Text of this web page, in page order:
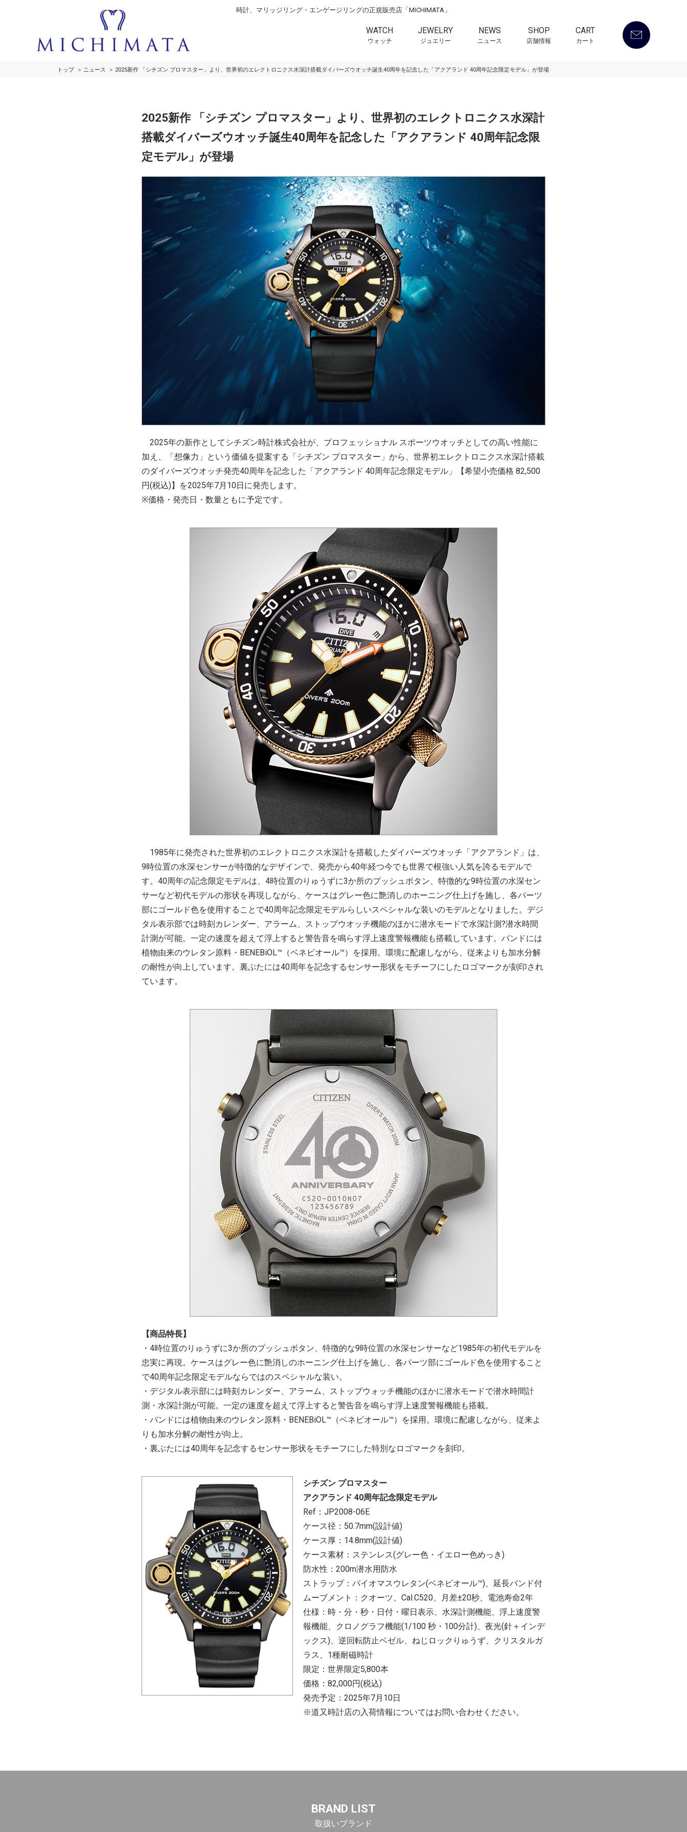
時計、マリッジリング・エンゲージリングの正規販売店「MICHIMATA」
WATCH
ウォッチ
JEWELRY
ジュエリー
NEWS
ニュース
SHOP
店舗情報
CART
カート
トップ ニュース 2025新作 「シチズン プロマスター」より、世界初のエレクトロニクス水深計搭載ダイバーズウオッチ誕生40周年を記念した「アクアランド 40周年記念限定モデル」が登場
2025新作 「シチズン プロマスター」より、世界初のエレクトロニクス水深計
搭載ダイバーズウオッチ誕生40周年を記念した「アクアランド 40周年記念限
定モデル」が登場
2025年の新作としてシチズン時計株式会社が、プロフェッショナル スポーツウオッチとしての高い性能に
加え、「想像力」という価値を提案する「シチズン プロマスター」から、世界初エレクトロニクス水深計搭載
のダイバーズウオッチ発売40周年を記念した「アクアランド 40周年記念限定モデル」【希望小売価格 82,500
円(税込)】を2025年7月10日に発売します。
※価格・発売日・数量ともに予定です。
1985年に発売された世界初のエレクトロニクス水深計を搭載したダイバーズウオッチ「アクアランド」は、
9時位置の水深センサーが特徴的なデザインで、発売から40年経つ今でも世界で根強い人気を誇るモデルで
す。40周年の記念限定モデルは、4時位置のりゅうずに3か所のプッシュボタン、特徴的な9時位置の水深セン
サーなど初代モデルの形状を再現しながら、ケースはグレー色に艶消しのホーニング仕上げを施し、各パーツ
部にゴールド色を使用することで40周年記念限定モデルらしいスペシャルな装いのモデルとなりました。デジ
タル表示部では時刻カレンダー、アラーム、ストップウオッチ機能のほかに潜水モードで水深計測?潜水時間
計測が可能。一定の速度を超えて浮上すると警告音を鳴らす浮上速度警報機能も搭載しています。バンドには
植物由来のウレタン原料・BENEBiOL™（ベネビオール™）を採用。環境に配慮しながら、従来よりも加水分解
の耐性が向上しています。裏ぶたには40周年を記念するセンサー形状をモチーフにしたロゴマークが刻印され
ています。
【商品特長】
・4時位置のりゅうずに3か所のプッシュボタン、特徴的な9時位置の水深センサーなど1985年の初代モデルを
忠実に再現。ケースはグレー色に艶消しのホーニング仕上げを施し、各パーツ部にゴールド色を使用すること
で40周年記念限定モデルならではのスペシャルな装い。
・デジタル表示部には時刻カレンダー、アラーム、ストップウォッチ機能のほかに潜水モードで潜水時間計
測・水深計測が可能。一定の速度を超えて浮上すると警告音を鳴らす浮上速度警報機能も搭載。
・バンドには植物由来のウレタン原料・BENEBiOL™（ベネビオール™）を採用。環境に配慮しながら、従来よ
りも加水分解の耐性が向上。
・裏ぶたには40周年を記念するセンサー形状をモチーフにした特別なロゴマークを刻印。
シチズン プロマスター
アクアランド 40周年記念限定モデル
Ref：JP2008-06E
ケース径：50.7mm(設計値)
ケース厚：14.8mm(設計値)
ケース素材：ステンレス(グレー色・イエロー色めっき)
防水性：200m潜水用防水
ストラップ：バイオマスウレタン(ベネビオール™)、延長バンド付
ムーブメント：クオーツ、Cal.C520、月差±20秒、電池寿命2年
仕様：時・分・秒・日付・曜日表示、水深計測機能、浮上速度警
報機能、クロノグラフ機能(1/100 秒・100分計)、夜光(針＋インデ
ックス)、逆回転防止ベゼル、ねじロックりゅうず、クリスタルガ
ラス、1種耐磁時計
限定：世界限定5,800本
価格：82,000円(税込)
発売予定：2025年7月10日
※道又時計店の入荷情報についてはお問い合わせください。
BRAND LIST
取扱いブランド